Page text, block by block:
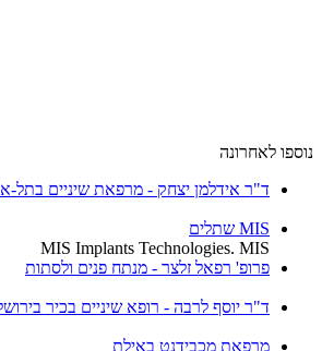
לאחרונה
ד"ר אידלמן יצחק - מרפאת שיניים בתל-אביב
MIS שתלים
MIS Implants Technologies. MIS
פרופ' רפאל זלצר - מנתח פנים ולסתות
ד"ר יוסף לרבה - רופא שיניים בכיר בירושלים
מרפאת מכבידנט באילת